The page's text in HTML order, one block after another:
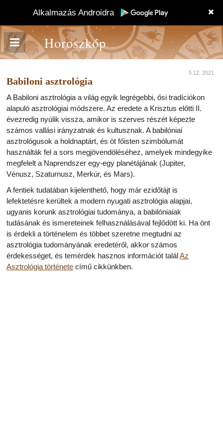
Alkalmazás Androidra
Horoszkóp
5.12. 2021
Babiloni asztrológia
A Babiloni asztrológia a világ egyik legrégebbi, ősi tradíciókon
alapuló asztrológiai módszere. Az eredete a Krisztus előtti II.
évezredig nyúlik vissza, amikor is szerves részét képezte
számos vallási irányzatnak és kultusznak. A babilóniai
asztrológusok a holdnaptárt, és öt főisten szimbólumát
használták fel a sors megjövendöléséhez, amelyek mindegyike
megfelelt a Naprendszer egy-egy planétájának (Jupiter,
Vénusz, Szaturnusz, Merkúr, és Mars).
A fentiek tudatában kijelenthető, hogy már ezidőtájt is
lefektetésre kerültek a modern nyugati asztrológia alapjai,
ugyanis korunk asztrológiai tudománya, a babilóniaiak
tudásának és ismereteinek felhasználásával fejlődött ki. Ha önt
is érdekli a történelem és többet szeretne megtudni az
asztrológia tudományának eredetéről, akkor számos
érdekességet, és temérdek hasznos információt találAz
Asztrológia története című cikkünkben.